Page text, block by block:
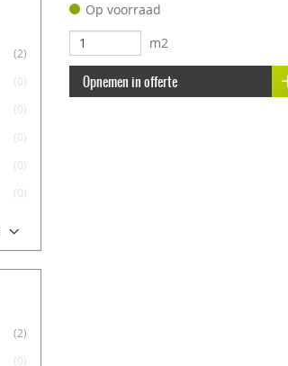
(2)
(0)
(0)
(0)
(0)
(0)
(2)
(0)
Op voorraad
m2
Opnemen in offerte